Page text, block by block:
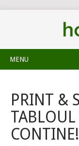
MENU
PRINT &
TABLOUL
CONTINE!